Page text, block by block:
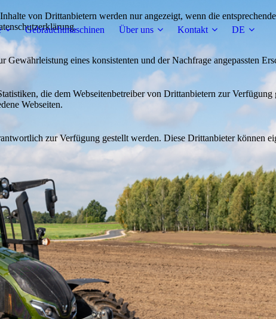
Gebrauchtmaschinen Über uns Kontakt DE
von Drittanbietern werden nur angezeigt, wenn die
eines konsistenten und der Nachfrage angepassten
die dem Webseitenbetreiber von Drittanbietern zur
Webseiten.
zur Verfügung gestellt werden. Diese Drittanbieter können